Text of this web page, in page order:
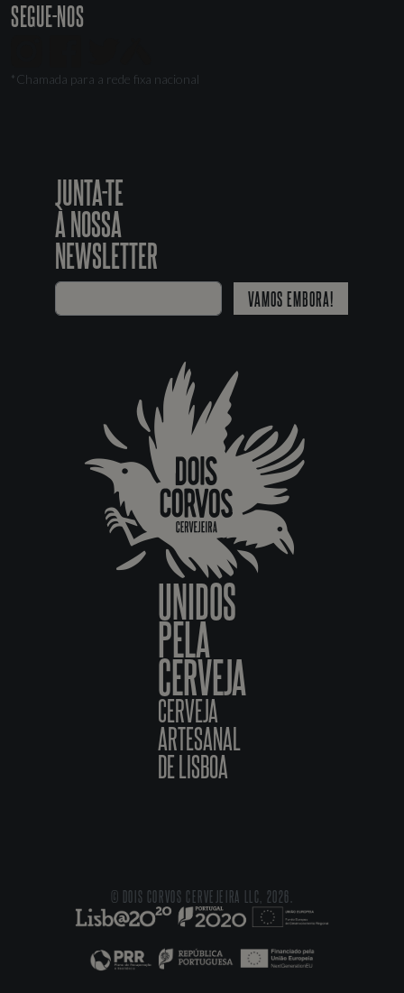
SEGUE-NOS
*Chamada para a rede fixa nacional
JUNTA-TE
À NOSSA
NEWSLETTER
VAMOS EMBORA!
UNIDOS
PELA
CERVEJA
CERVEJA
ARTESANAL
DE LISBOA
© DOIS CORVOS CERVEJEIRA LLC, 2026.